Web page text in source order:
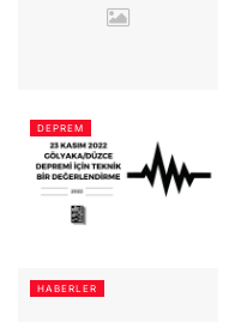
DEPREM
HABERLER